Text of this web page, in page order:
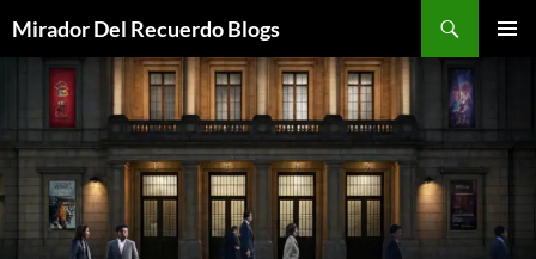
contenido
Mirador Del Recuerdo Blogs